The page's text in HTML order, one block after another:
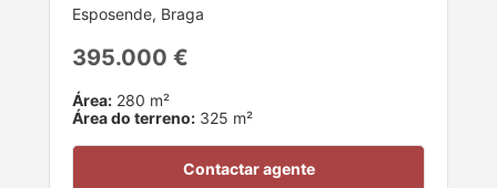
Esposende, Braga
395.000 €
Área: 280 m²
Área do terreno: 325 m²
Contactar agente